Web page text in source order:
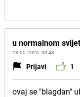
u normalnom
28.05.2026. 00:43
Prijavi 1
ovaj se "blagdan"